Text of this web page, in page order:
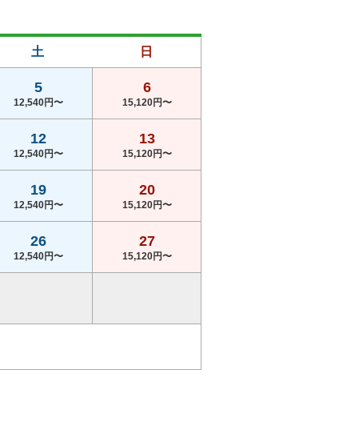
土 日
5
12,540円〜
6
15,120円〜
12
12,540円〜
13
15,120円〜
19
12,540円〜
20
15,120円〜
26
12,540円〜
27
15,120円〜